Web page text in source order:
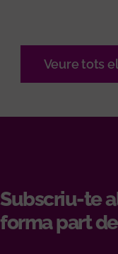
Veure tots
Subscriu-te
forma part